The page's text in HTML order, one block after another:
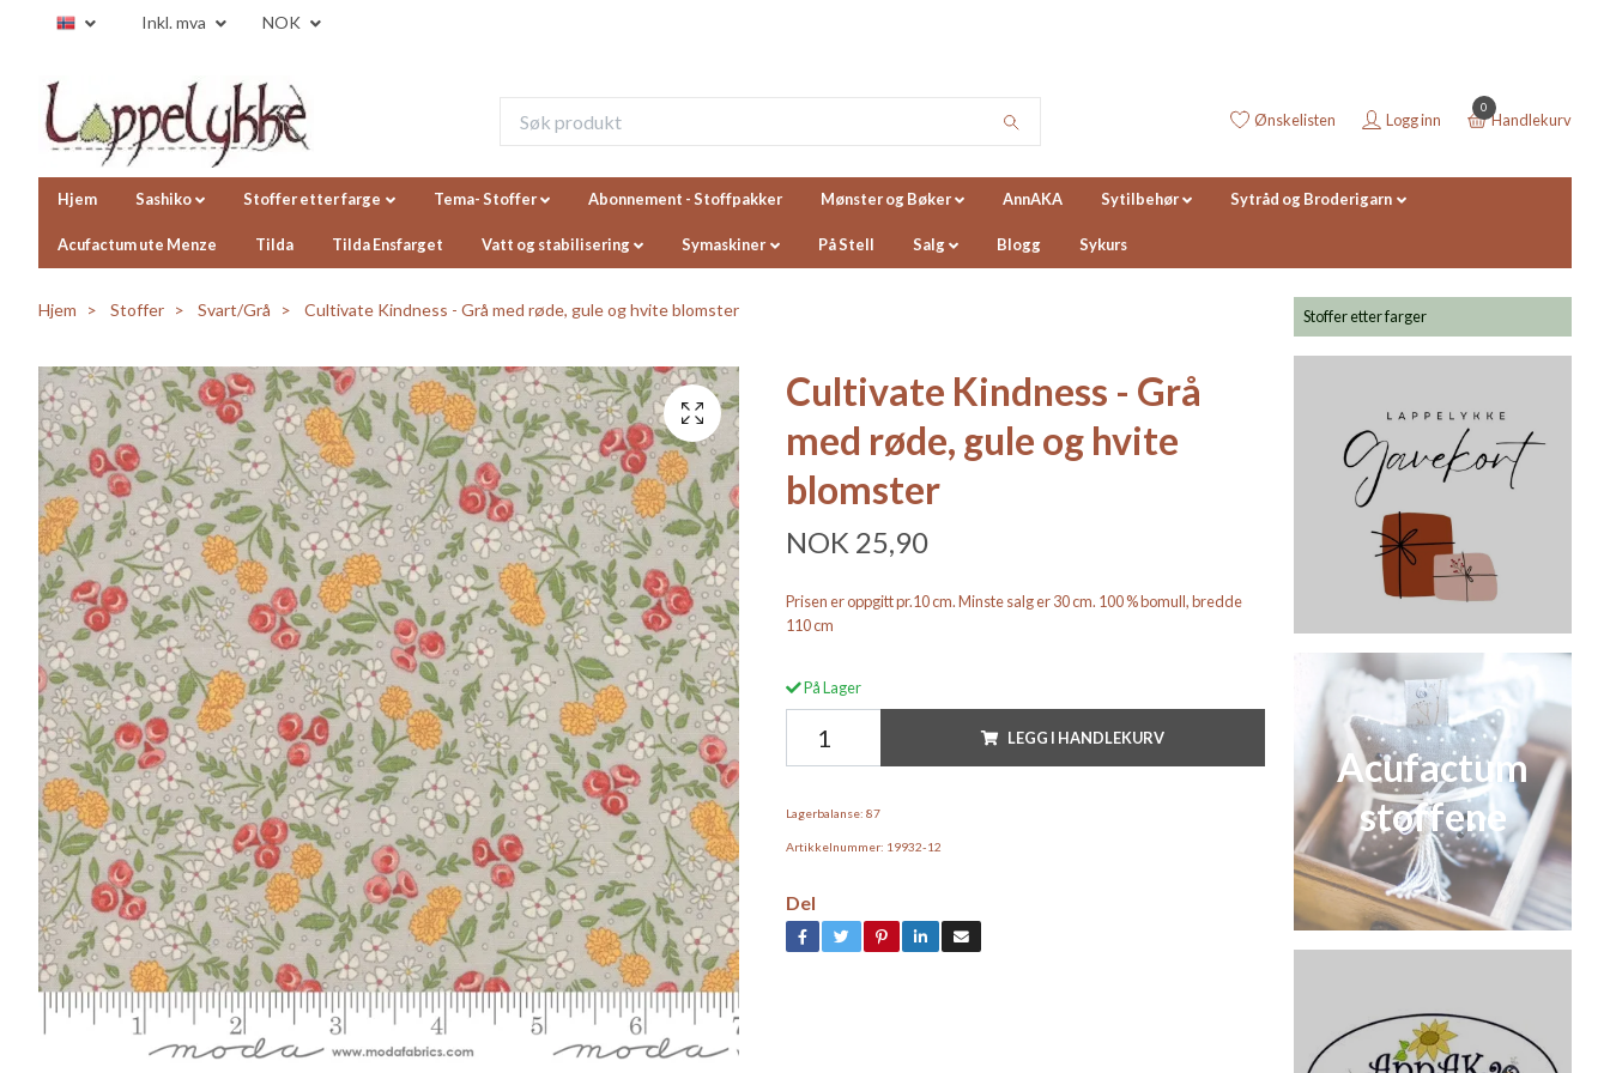
Inkl. mva NOK
Ønskelisten Logg inn
0
Handlekurv
Hjem Sashiko Stoffer etter farge Tema- Stoffer Abonnement - Stoffpakker Mønster og Bøker AnnAKA Sytilbehør Sytråd og Broderigarn
Acufactum ute Menze Tilda Tilda Ensfarget Vatt og stabilisering Symaskiner På Stell Salg Blogg Sykurs
Stoffer etter farger
Acufactum
stoffene
Hjem Stoffer Svart/Grå Cultivate Kindness - Grå med røde, gule og hvite blomster
Cultivate Kindness - Grå
med røde, gule og hvite
blomster
NOK 25,90
Prisen er oppgitt pr.10 cm. Minste salg er 30 cm. 100 % bomull, bredde
110 cm
På Lager
LEGG I HANDLEKURV
Lagerbalanse: 87
Artikkelnummer: 19932-12
Del